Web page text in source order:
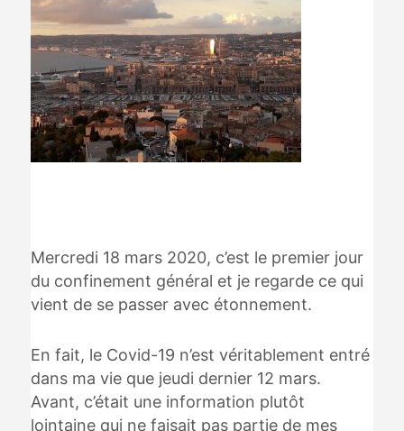
Mercredi 18 mars 2020, c’est le premier jour
du confinement général et je regarde ce qui
vient de se passer avec étonnement.
En fait, le Covid-19 n’est véritablement entré
dans ma vie que jeudi dernier 12 mars.
Avant, c’était une information plutôt
lointaine qui ne faisait pas partie de mes